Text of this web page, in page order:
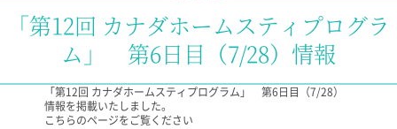
教科・学習内容
キリスト教教育
平和・共生学習
高大連携
「第12回 カナダホームスティプログラ
ム」 第6日目（7/28）情報
「第12回 カナダホームスティプログラム」 第6日目（7/28）
情報を掲載いたしました。
こちらのページをご覧ください